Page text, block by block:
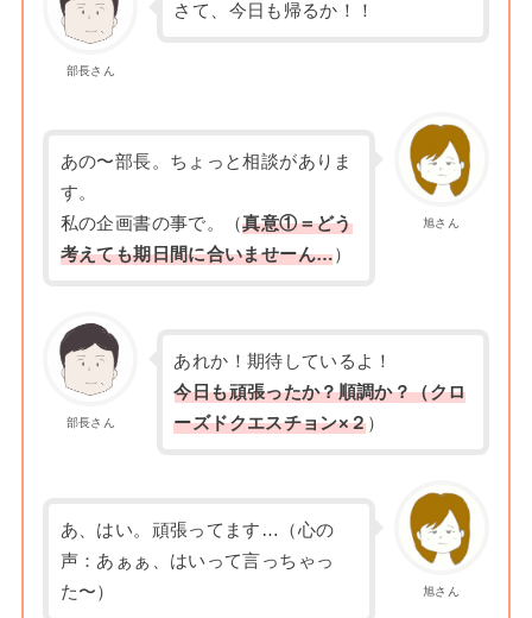
部長さん
さて、今日も帰るか！！
旭さん
あの〜部長。ちょっと相談がありま
す。
私の企画書の事で。（真意①＝どう
考えても期日間に合いませーん…）
部長さん
あれか！期待しているよ！
今日も頑張ったか？順調か？（クロ
ーズドクエスチョン×２）
旭さん
あ、はい。頑張ってます…（心の
声：あぁぁ、はいって言っちゃっ
た〜）